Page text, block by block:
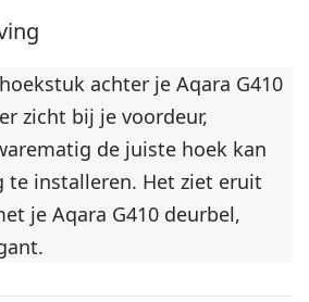
achter je Aqara G410
zicht bij je voordeur,
de juiste hoek kan
te installeren. Het ziet eruit
je Aqara G410 deurbel,